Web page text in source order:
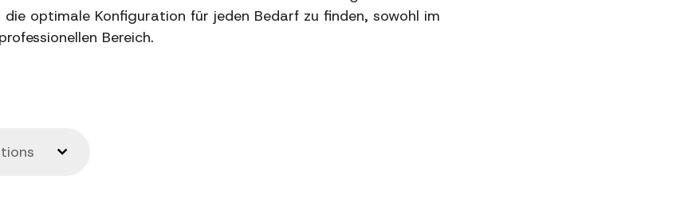
die optimale Konfiguration für jeden Bedarf zu finden, sowohl im
Bereich.